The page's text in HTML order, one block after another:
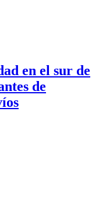
en el sur de
de